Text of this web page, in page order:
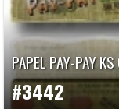
PAPEL PAY-PAY
#3442